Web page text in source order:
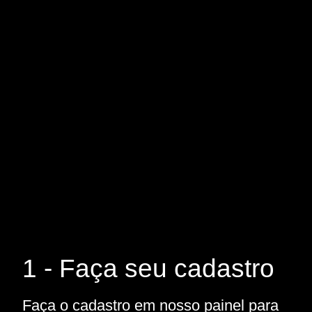
1 - Faça seu cadastro
Faça o cadastro em nosso painel para